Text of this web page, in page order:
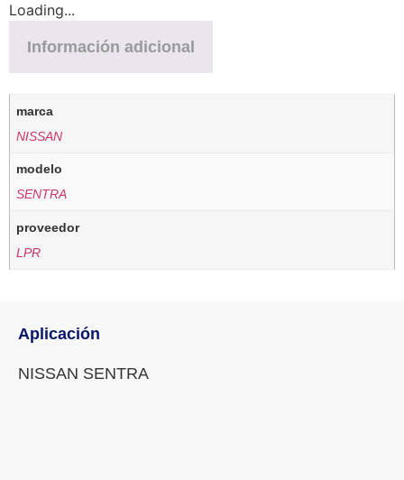
Loading...
Información adicional
marca
NISSAN
modelo
SENTRA
proveedor
LPR
Aplicación
NISSAN SENTRA